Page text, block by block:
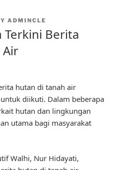
ADMINCLE
Terkini Berita
Air
hutan di tanah air
diikuti. Dalam beberapa
hutan dan lingkungan
utama bagi masyarakat
Walhi, Nur Hidayati,